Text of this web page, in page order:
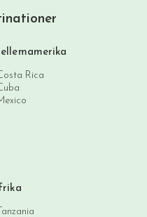
Rica
Tanzania